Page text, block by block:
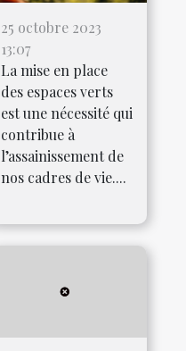
25 octobre 2023
13:07
La mise en place
des espaces verts
est une nécessité qui
contribue à
l’assainissement de
nos cadres de vie....